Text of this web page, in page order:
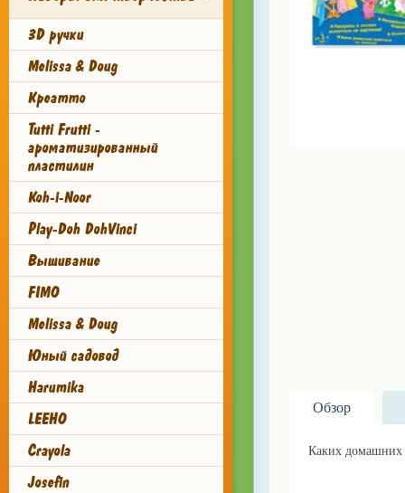
3D ручки
Melissa & Doug
Креатто
Tutti Frutti -
ароматизированный
пластилин
Koh-i-Noor
Play-Doh DohVinci
Вышивание
FIMO
Melissa & Doug
Юный садовод
Harumika
LEEHO
Crayola
Josefin
Обзор
Каких домашних